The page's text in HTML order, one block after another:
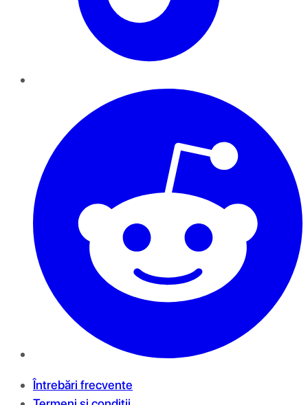
Întrebări frecvente